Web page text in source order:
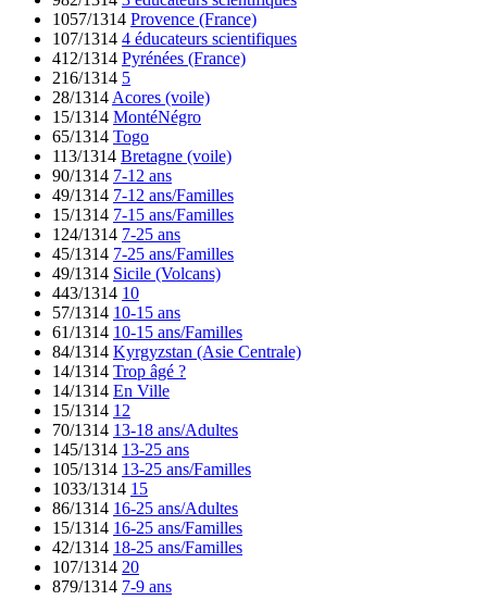
1057/1314 Provence (France)
107/1314 4 éducateurs scientifiques
412/1314 Pyrénées (France)
216/1314 5
28/1314 Acores (voile)
15/1314 MontéNégro
65/1314 Togo
113/1314 Bretagne (voile)
90/1314 7-12 ans
49/1314 7-12 ans/Familles
15/1314 7-15 ans/Familles
124/1314 7-25 ans
45/1314 7-25 ans/Familles
49/1314 Sicile (Volcans)
443/1314 10
57/1314 10-15 ans
61/1314 10-15 ans/Familles
84/1314 Kyrgyzstan (Asie Centrale)
14/1314 Trop âgé ?
14/1314 En Ville
15/1314 12
70/1314 13-18 ans/Adultes
145/1314 13-25 ans
105/1314 13-25 ans/Familles
1033/1314 15
86/1314 16-25 ans/Adultes
15/1314 16-25 ans/Familles
42/1314 18-25 ans/Familles
107/1314 20
879/1314 7-9 ans